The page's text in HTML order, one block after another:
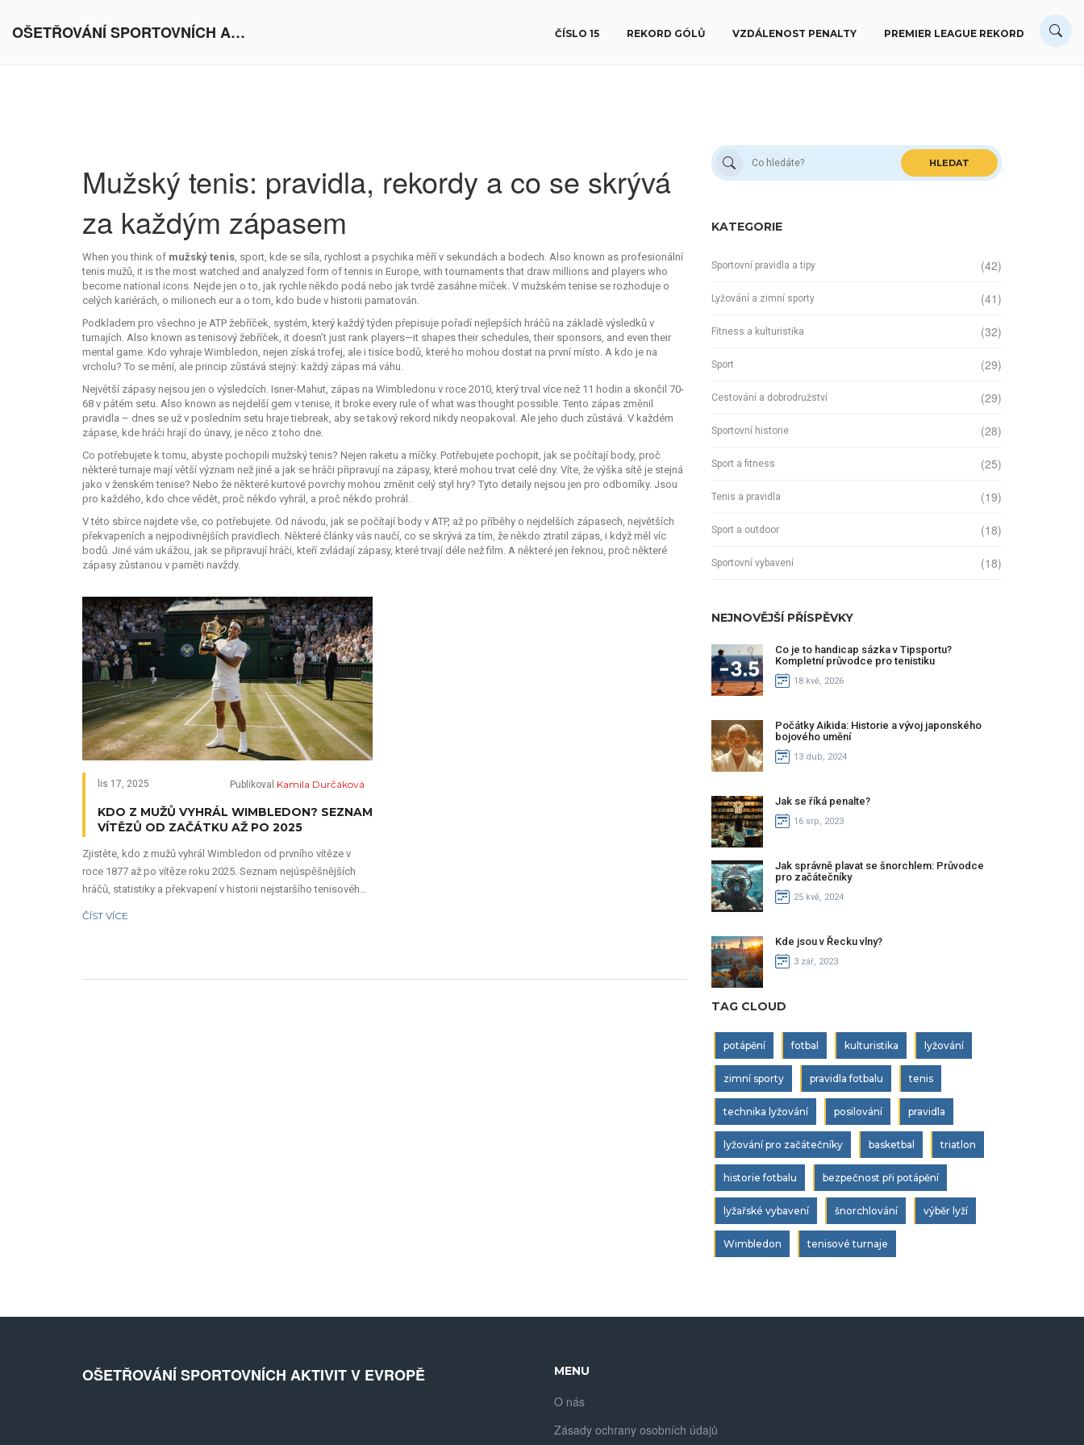
OŠETŘOVÁNÍ SPORTOVNÍCH AKTIVIT V EVROPĚ ČÍSLO 15 REKORD GÓLŮ VZDÁLENOST PENALTY PREMIER LEAGUE REKORD
Mužský tenis: pravidla, rekordy a co se skrývá
za každým zápasem
When you think of mužský tenis, sport, kde se síla, rychlost a psychika měří v sekundách a bodech. Also known as profesionální
tenis mužů, it is the most watched and analyzed form of tennis in Europe, with tournaments that draw millions and players who
become national icons. Nejde jen o to, jak rychle někdo podá nebo jak tvrdě zasáhne míček. V mužském tenise se rozhoduje o
celých kariérách, o milionech eur a o tom, kdo bude v historii pamatován.
Podkladem pro všechno je ATP žebříček, systém, který každý týden přepisuje pořadí nejlepších hráčů na základě výsledků v
turnajích. Also known astenisový žebříček, it doesn’t just rank players—it shapes their schedules, their sponsors, and even their
mental game. Kdo vyhraje Wimbledon, nejen získá trofej, ale i tisíce bodů, které ho mohou dostat na první místo. A kdo je na
vrcholu? To se mění, ale princip zůstává stejný: každý zápas má váhu.
Největší zápasy nejsou jen o výsledcích. Isner-Mahut, zápas na Wimbledonu v roce 2010, který trval více než 11 hodin a skončil 70-
68 v pátém setu. Also known as nejdelší gem v tenise, it broke every rule of what was thought possible. Tento zápas změnil
pravidla – dnes se už v posledním setu hraje tiebreak, aby se takový rekord nikdy neopakoval. Ale jeho duch zůstává. V každém
zápase, kde hráči hrají do únavy, je něco z toho dne.
Co potřebujete k tomu, abyste pochopili mužský tenis? Nejen raketu a míčky. Potřebujete pochopit, jak se počítají body, proč
některé turnaje mají větší význam než jiné a jak se hráči připravují na zápasy, které mohou trvat celé dny. Víte, že výška sítě je stejná
jako v ženském tenise? Nebo že některé kurtové povrchy mohou změnit celý styl hry? Tyto detaily nejsou jen pro odborníky. Jsou
pro každého, kdo chce vědět, proč někdo vyhrál, a proč někdo prohrál.
V této sbírce najdete vše, co potřebujete. Od návodu, jak se počítají body v ATP, až po příběhy o nejdelších zápasech, největších
překvapeních a nejpodivnějších pravidlech. Některé články vás naučí, co se skrývá za tím, že někdo ztratil zápas, i když měl víc
bodů. Jiné vám ukážou, jak se připravují hráči, kteří zvládají zápasy, které trvají déle než film. A některé jen řeknou, proč některé
zápasy zůstanou v paměti navždy.
lis 17, 2025 Publikoval Kamila Durčáková
KDO Z MUŽŮ VYHRÁL WIMBLEDON? SEZNAM
VÍTĚZŮ OD ZAČÁTKU AŽ PO 2025
Zjistěte, kdo z mužů vyhrál Wimbledon od prvního vítěze v
roce 1877 až po vítěze roku 2025. Seznam nejúspěšnějších
hráčů, statistiky a překvapení v historii nejstaršího tenisového
ČÍST VÍCE
HLEDAT
KATEGORIE
Sportovní pravidla a tipy (42)
Lyžování a zimní sporty (41)
Fitness a kulturistika (32)
Sport (29)
Cestování a dobrodružství (29)
Sportovní historie (28)
Sport a fitness (25)
Tenis a pravidla (19)
Sport a outdoor (18)
Sportovní vybavení (18)
NEJNOVĚJŠÍ PŘÍSPĚVKY
Co je to handicap sázka v Tipsportu?
Kompletní průvodce pro tenistiku
18 kvě, 2026
Počátky Aikida: Historie a vývoj japonského
bojového umění
13 dub, 2024
Jak se říká penalte?
16 srp, 2023
Jak správně plavat se šnorchlem: Průvodce
pro začátečníky
25 kvě, 2024
Kde jsou v Řecku vlny?
3 zář, 2023
TAG CLOUD
potápění fotbal kulturistika lyžování
zimní sporty pravidla fotbalu tenis
technika lyžování posilování pravidla
lyžování pro začátečníky basketbal triatlon
historie fotbalu bezpečnost při potápění
lyžařské vybavení šnorchlování výběr lyží
Wimbledon tenisové turnaje
OŠETŘOVÁNÍ SPORTOVNÍCH AKTIVIT V EVROPĚ MENU
O nás
Zásady ochrany osobních údajů